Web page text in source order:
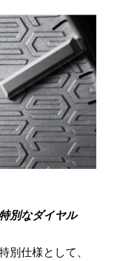
別なダイヤル
別仕様として、